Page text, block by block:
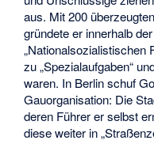
aus. Mit 200
gründete er innerhalb
„Nationalsozialistischen
zu „Spezialaufgaben“
waren. In Berlin schuf
Gauorganisation: Die
deren Führer er selbst
diese weiter in